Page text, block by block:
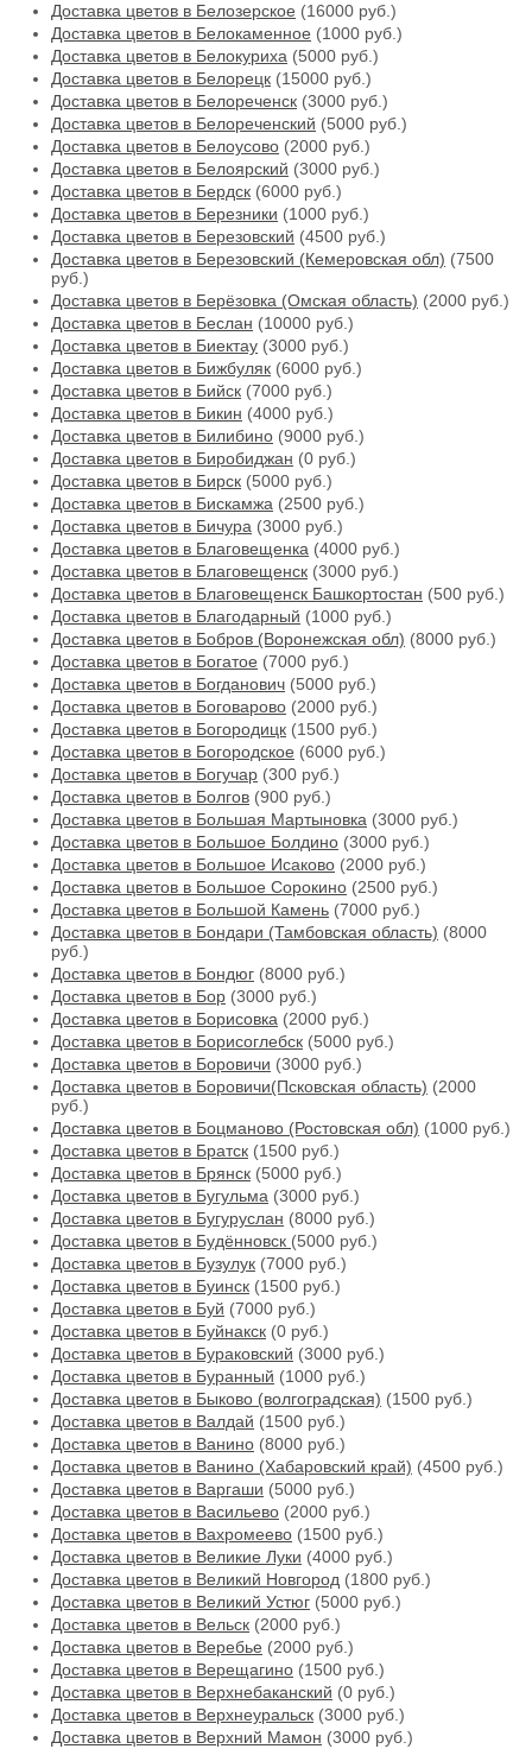
Доставка цветов в Белозерское (16000 руб.)
Доставка цветов в Белокаменное (1000 руб.)
Доставка цветов в Белокуриха (5000 руб.)
Доставка цветов в Белорецк (15000 руб.)
Доставка цветов в Белореченск (3000 руб.)
Доставка цветов в Белореченский (5000 руб.)
Доставка цветов в Белоусово (2000 руб.)
Доставка цветов в Белоярский (3000 руб.)
Доставка цветов в Бердск (6000 руб.)
Доставка цветов в Березники (1000 руб.)
Доставка цветов в Березовский (4500 руб.)
Доставка цветов в Березовский (Кемеровская обл) (7500
руб.)
Доставка цветов в Берёзовка (Омская область) (2000 руб.)
Доставка цветов в Беслан (10000 руб.)
Доставка цветов в Биектау (3000 руб.)
Доставка цветов в Бижбуляк (6000 руб.)
Доставка цветов в Бийск (7000 руб.)
Доставка цветов в Бикин (4000 руб.)
Доставка цветов в Билибино (9000 руб.)
Доставка цветов в Биробиджан (0 руб.)
Доставка цветов в Бирск (5000 руб.)
Доставка цветов в Бискамжа (2500 руб.)
Доставка цветов в Бичура (3000 руб.)
Доставка цветов в Благовещенка (4000 руб.)
Доставка цветов в Благовещенск (3000 руб.)
Доставка цветов в Благовещенск Башкортостан (500 руб.)
Доставка цветов в Благодарный (1000 руб.)
Доставка цветов в Бобров (Воронежская обл) (8000 руб.)
Доставка цветов в Богатое (7000 руб.)
Доставка цветов в Богданович (5000 руб.)
Доставка цветов в Боговарово (2000 руб.)
Доставка цветов в Богородицк (1500 руб.)
Доставка цветов в Богородское (6000 руб.)
Доставка цветов в Богучар (300 руб.)
Доставка цветов в Болгов (900 руб.)
Доставка цветов в Большая Мартыновка (3000 руб.)
Доставка цветов в Большое Болдино (3000 руб.)
Доставка цветов в Большое Исаково (2000 руб.)
Доставка цветов в Большое Сорокино (2500 руб.)
Доставка цветов в Большой Камень (7000 руб.)
Доставка цветов в Бондари (Тамбовская область) (8000
руб.)
Доставка цветов в Бондюг (8000 руб.)
Доставка цветов в Бор (3000 руб.)
Доставка цветов в Борисовка (2000 руб.)
Доставка цветов в Борисоглебск (5000 руб.)
Доставка цветов в Боровичи (3000 руб.)
Доставка цветов в Боровичи(Псковская область) (2000
руб.)
Доставка цветов в Боцманово (Ростовская обл) (1000 руб.)
Доставка цветов в Братск (1500 руб.)
Доставка цветов в Брянск (5000 руб.)
Доставка цветов в Бугульма (3000 руб.)
Доставка цветов в Бугуруслан (8000 руб.)
Доставка цветов в Будённовск (5000 руб.)
Доставка цветов в Бузулук (7000 руб.)
Доставка цветов в Буинск (1500 руб.)
Доставка цветов в Буй (7000 руб.)
Доставка цветов в Буйнакск (0 руб.)
Доставка цветов в Бураковский (3000 руб.)
Доставка цветов в Буранный (1000 руб.)
Доставка цветов в Быково (волгоградская) (1500 руб.)
Доставка цветов в Валдай (1500 руб.)
Доставка цветов в Ванино (8000 руб.)
Доставка цветов в Ванино (Хабаровский край) (4500 руб.)
Доставка цветов в Варгаши (5000 руб.)
Доставка цветов в Васильево (2000 руб.)
Доставка цветов в Вахромеево (1500 руб.)
Доставка цветов в Великие Луки (4000 руб.)
Доставка цветов в Великий Новгород (1800 руб.)
Доставка цветов в Великий Устюг (5000 руб.)
Доставка цветов в Вельск (2000 руб.)
Доставка цветов в Веребье (2000 руб.)
Доставка цветов в Верещагино (1500 руб.)
Доставка цветов в Верхнебаканский (0 руб.)
Доставка цветов в Верхнеуральск (3000 руб.)
Доставка цветов в Верхний Мамон (3000 руб.)